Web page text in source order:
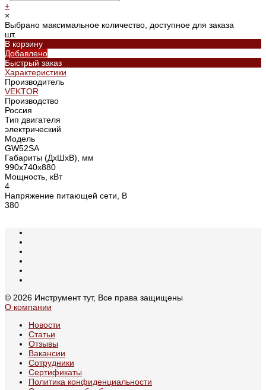
+
×
Выбрано максимальное количество, доступное для заказа
шт.
В корзину
Добавлено
Быстрый заказ
Характеристики
Производитель
VEKTOR
Производство
Россия
Тип двигателя
электрический
Модель
GW52SA
Габариты (ДхШхВ), мм
990х740х880
Мощность, кВт
4
Напряжение питающей сети, В
380
© 2026 Инструмент тут, Все права защищены
О компании
Новости
Статьи
Отзывы
Вакансии
Сотрудники
Сертификаты
Политика конфиденциальности